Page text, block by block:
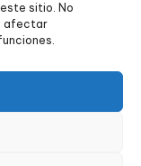
sitio. No
afectar